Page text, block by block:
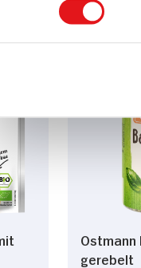
zum Rezept
Ostmann
gerebelt